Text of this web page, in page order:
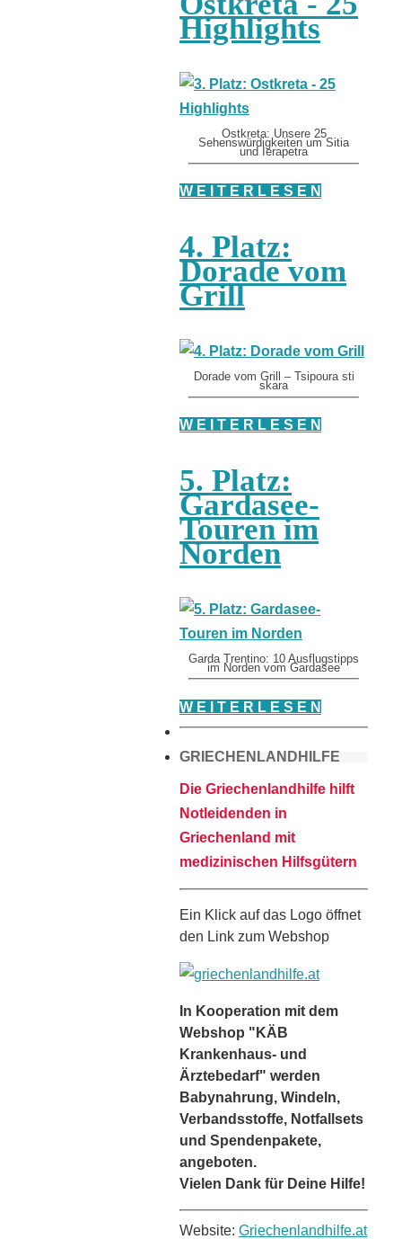
Highlights
Ostkreta: Unsere 25
Sehenswürdigkeiten um Sitia
und Ierapetra
W E I T E R L E S E N
4. Platz:
Dorade vom
Grill
Dorade vom Grill – Tsipoura sti
skara
W E I T E R L E S E N
5. Platz:
Gardasee-
Touren im
Norden
Garda Trentino: 10 Ausflugstipps
im Norden vom Gardasee
W E I T E R L E S E N
GRIECHENLANDHILFE
Die Griechenlandhilfe hilft
Notleidenden in
Griechenland mit
medizinischen Hilfsgütern
Ein Klick auf das Logo öffnet
den Link zum Webshop
In Kooperation mit dem
Webshop "KÄB
Krankenhaus- und
Ärztebedarf" werden
Babynahrung, Windeln,
Verbandsstoffe, Notfallsets
und Spendenpakete,
angeboten.
Vielen Dank für Deine Hilfe!
Website: Griechenlandhilfe.at